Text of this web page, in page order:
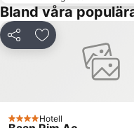
Bland våra
Dela Lägg till i Mina
4 Stjärnor
Hotell